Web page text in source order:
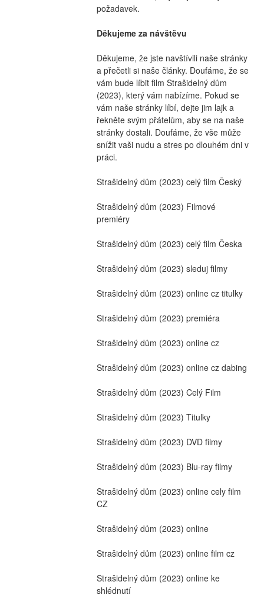
požadavek.
Děkujeme za návštěvu
Děkujeme, že jste navštívili naše stránky
a přečetli si naše články. Doufáme, že se
vám bude líbit film Strašidelný dům
(2023), který vám nabízíme. Pokud se
vám naše stránky líbí, dejte jim lajk a
řekněte svým přátelům, aby se na naše
stránky dostali. Doufáme, že vše může
snížit vaši nudu a stres po dlouhém dni v
práci.
Strašidelný dům (2023) celý film Český
Strašidelný dům (2023) Filmové
premiéry
Strašidelný dům (2023) celý film Česka
Strašidelný dům (2023) sleduj filmy
Strašidelný dům (2023) online cz titulky
Strašidelný dům (2023) premiéra
Strašidelný dům (2023) online cz
Strašidelný dům (2023) online cz dabing
Strašidelný dům (2023) Celý Film
Strašidelný dům (2023) Titulky
Strašidelný dům (2023) DVD filmy
Strašidelný dům (2023) Blu-ray filmy
Strašidelný dům (2023) online cely film
CZ
Strašidelný dům (2023) online
Strašidelný dům (2023) online film cz
Strašidelný dům (2023) online ke
shlédnutí